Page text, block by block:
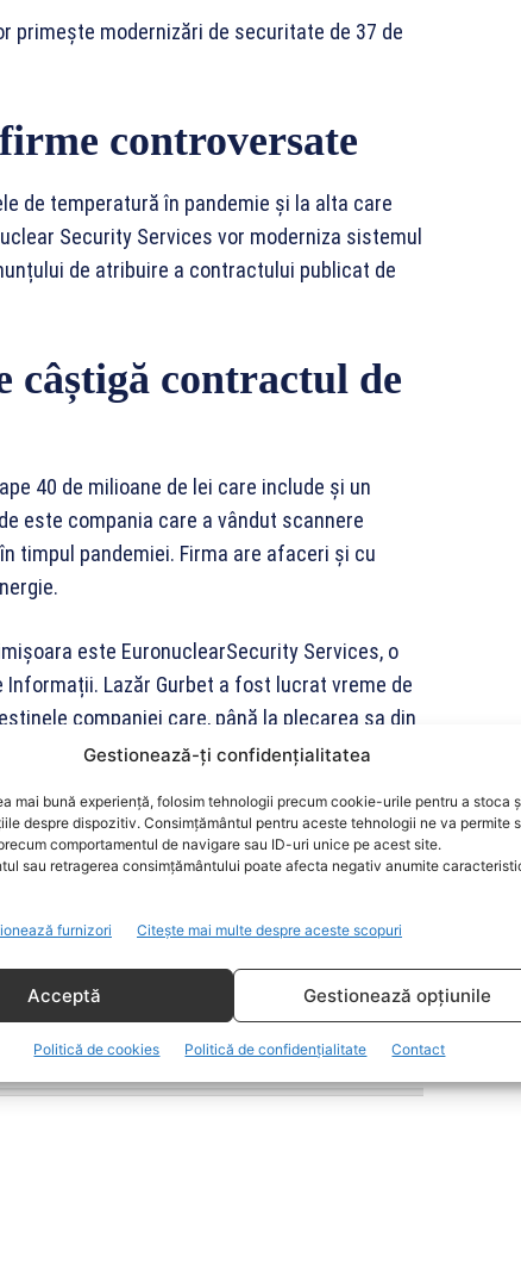
Gestionează-ți confidențialitatea
mai bună experiență, folosim tehnologii precum cookie-urile pentru a stoca
despre dispozitiv. Consimțământul pentru aceste tehnologii ne va permite
comportamentul de navigare sau ID-uri unice pe acest site.
sau retragerea consimțământului poate afecta negativ anumite
furnizori Citește mai multe despre aceste scopuri
Acceptă Gestionează opțiunile
Politică de cookies Politică de confidențialitate Contact
primește modernizări de securitate de 37 de
controversate
de temperatură în pandemie și la alta care
Security Services vor moderniza sistemul
de atribuire a contractului publicat de
câștigă contractul de
40 de milioane de lei care include și un
este compania care a vândut scannere
timpul pandemiei. Firma are afaceri și cu
este EuronuclearSecurity Services, o
Lazăr Gurbet a fost lucrat vreme de
companiei care, până la plecarea sa din